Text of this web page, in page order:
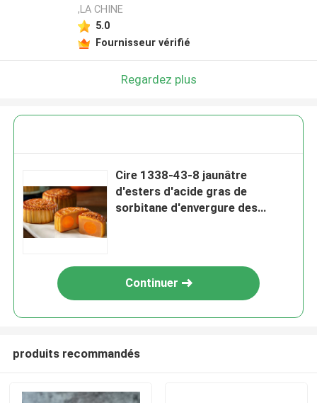
,LA CHINE
5.0
Fournisseur vérifié
Regardez plus
Cire 1338-43-8 jaunâtre
d'esters d'acide gras de
sorbitane d'envergure des
Continuer
produits recommandés